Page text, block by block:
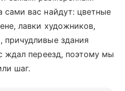
сами вас найдут: цветные
лавки художников,
причудливые здания
ждал переезд, поэтому мы
шаг.